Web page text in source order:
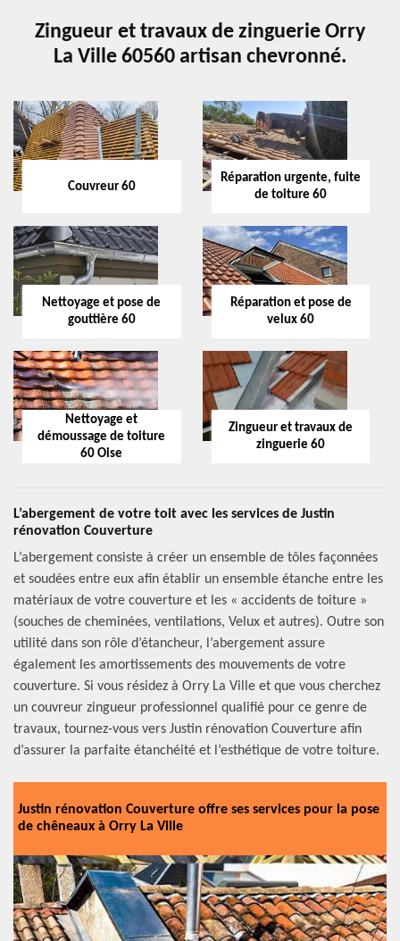
Zingueur et travaux de zinguerie Orry
La Ville 60560 artisan chevronné.
Couvreur 60
Réparation urgente, fuite
de toiture 60
Nettoyage et pose de
gouttière 60
Réparation et pose de
velux 60
Nettoyage et
démoussage de toiture
60 Oise
Zingueur et travaux de
zinguerie 60
L’abergement de votre toit avec les services de Justin
rénovation Couverture
L’abergement consiste à créer un ensemble de tôles façonnées
et soudées entre eux afin établir un ensemble étanche entre les
matériaux de votre couverture et les « accidents de toiture »
(souches de cheminées, ventilations, Velux et autres). Outre son
utilité dans son rôle d’étancheur, l’abergement assure
également les amortissements des mouvements de votre
couverture. Si vous résidez à Orry La Ville et que vous cherchez
un couvreur zingueur professionnel qualifié pour ce genre de
travaux, tournez-vous vers Justin rénovation Couverture afin
d’assurer la parfaite étanchéité et l’esthétique de votre toiture.
Justin rénovation Couverture offre ses services pour la pose
de chêneaux à Orry La Ville